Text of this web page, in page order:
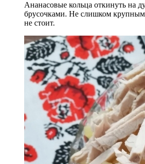
Ананасовые кольца откинуть на
брусочками. Не слишком
не стоит.